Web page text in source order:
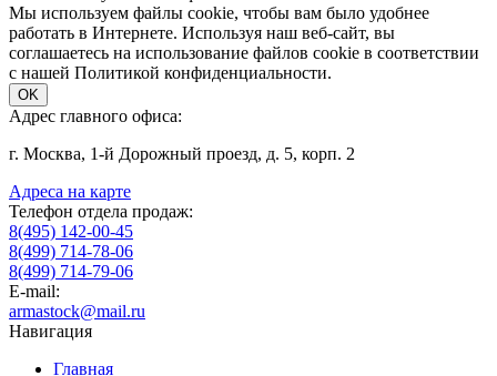
Мы используем файлы cookie, чтобы вам было удобнее
работать в Интернете. Используя наш веб-сайт, вы
соглашаетесь на использование файлов cookie в соответствии
с нашей Политикой конфиденциальности.
OK
Адрес главного офиса:
г. Москва, 1-й Дорожный проезд, д. 5, корп. 2
Адреса на карте
Телефон отдела продаж:
8(495) 142-00-45
8(499) 714-78-06
8(499) 714-79-06
E-mail:
armastock@mail.ru
Навигация
Главная